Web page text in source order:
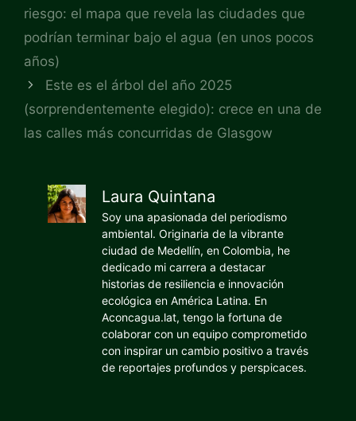
riesgo: el mapa que revela las ciudades que
podrían terminar bajo el agua (en unos pocos
años)
Este es el árbol del año 2025
(sorprendentemente elegido): crece en una de
las calles más concurridas de Glasgow
Laura Quintana
Soy una apasionada del periodismo
ambiental. Originaria de la vibrante
ciudad de Medellín, en Colombia, he
dedicado mi carrera a destacar
historias de resiliencia e innovación
ecológica en América Latina. En
Aconcagua.lat, tengo la fortuna de
colaborar con un equipo comprometido
con inspirar un cambio positivo a través
de reportajes profundos y perspicaces.